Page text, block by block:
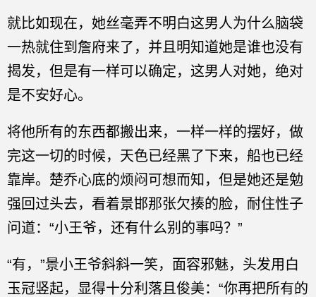
就比如现在，她丝毫弄不明白这男人为什么脑袋
一热就住到詹府来了，并且明知道她是谁也没有
揭发，但是有一样可以确定，这男人对她，绝对
是不安好心。
将他所有的东西都搬出来，一样一样的摆好，做
完这一切的时候，天色已经黑了下来，船也已经
靠岸。楚乔心底的烦闷可想而知，但是她还是勉
强回过头去，看着景邯那张欠揍的脸，耐住性子
问道：“小王爷，还有什么别的事吗？”
“有，”景小王爷斜斜一笑，面容邪魅，头发用白
玉冠竖起，显得十分利落且俊美：“你再把所有的